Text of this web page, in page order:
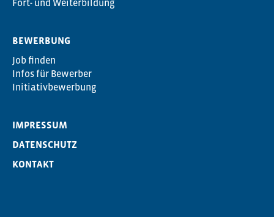
Fort- und Weiterbildung
BEWERBUNG
Job finden
Infos für Bewerber
Initiativbewerbung
IMPRESSUM
DATENSCHUTZ
KONTAKT